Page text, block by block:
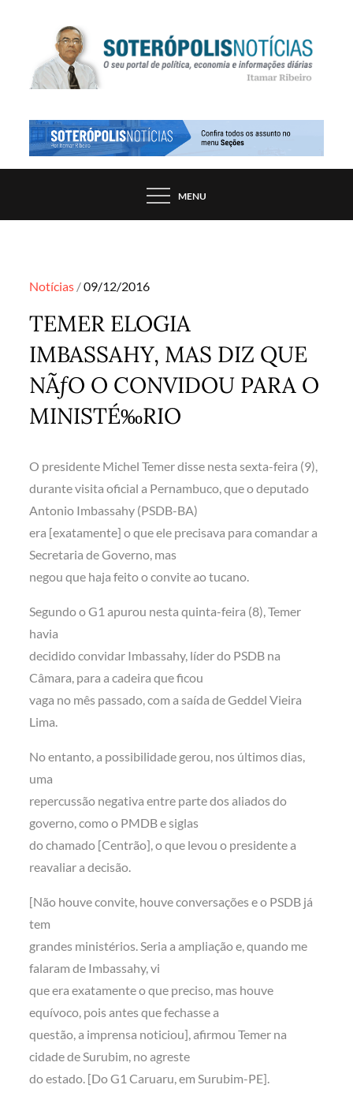
SOTERÓPOLIS NOTÍCIAS
PORTAL DE NOTÍCIAS DE SALVADOR E
MENU
Notícias Posted
09/12/2016
TEMER ELOGIA
IMBASSAHY, MAS DIZ QUE
NÃƒO O CONVIDOU PARA O
MINISTÉ‰RIO
O presidente Michel Temer disse nesta sexta-feira (9),
durante visita oficial a Pernambuco, que o deputado
Antonio Imbassahy (PSDB-BA)
era [exatamente] o que ele precisava para comandar a
Secretaria de Governo, mas
negou que haja feito o convite ao tucano.
Segundo o G1 apurou nesta quinta-feira (8), Temer
havia
decidido convidar Imbassahy, líder do PSDB na
Câmara, para a cadeira que ficou
vaga no mês passado, com a saída de Geddel Vieira
Lima.
No entanto, a possibilidade gerou, nos últimos dias,
uma
repercussão negativa entre parte dos aliados do
governo, como o PMDB e siglas
do chamado [Centrão], o que levou o presidente a
reavaliar a decisão.
[Não houve convite, houve conversações e o PSDB já
tem
grandes ministérios. Seria a ampliação e, quando me
falaram de Imbassahy, vi
que era exatamente o que preciso, mas houve
equívoco, pois antes que fechasse a
questão, a imprensa noticiou], afirmou Temer na
cidade de Surubim, no agreste
do estado. [Do G1 Caruaru, em Surubim-PE].